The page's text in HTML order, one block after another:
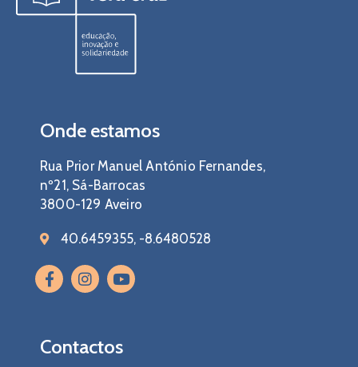
Onde estamos
Rua Prior Manuel António Fernandes,
nº21, Sá-Barrocas
3800-129 Aveiro
40.6459355, -8.6480528
Contactos